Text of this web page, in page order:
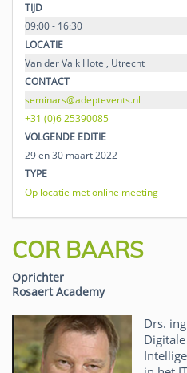
TIJD
09:00 - 16:30
LOCATIE
Van der Valk Hotel, Utrecht
CONTACT
seminars@adeptevents.nl
+31 (0)6 25390085
VOLGENDE EDITIE
29 en 30 maart 2022
TYPE
Op locatie met online meeting
COR BAARS
Oprichter
Rosaert Academy
Drs.